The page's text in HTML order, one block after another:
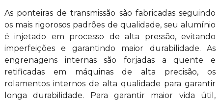
As ponteiras de transmissão são fabricadas seguindo
os mais rigorosos padrões de qualidade, seu alumínio
é injetado em processo de alta pressão, evitando
imperfeições e garantindo maior durabilidade. As
engrenagens internas são forjadas a quente e
retificadas em máquinas de alta precisão, os
rolamentos internos de alta qualidade para garantir
longa durabilidade. Para garantir maior vida útil,